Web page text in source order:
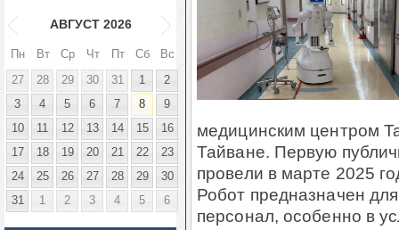
АВГУСТ 2026
Пн Вт Ср Чт Пт Сб
Вс
27
28 29 30 31 1
2
3
4 5 6 7 8
9
10
11 12 13 14 15
16
17
18 19 20 21 22
23
24
25 26 27 28 29
30
31
1 2 3 4 5 6
медицинским центром
Тайване. Первую
провели в марте 2025
Робот предназначен
персонал, особенно в